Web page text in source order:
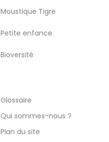
Moustique Tigre
Petite enfance
Bioversité
Glossaire
Qui sommes-nous ?
Plan du site